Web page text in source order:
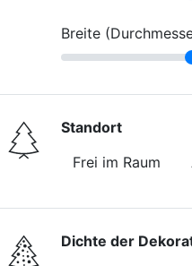
Breite
Standort
Frei im Raum
Dichte der